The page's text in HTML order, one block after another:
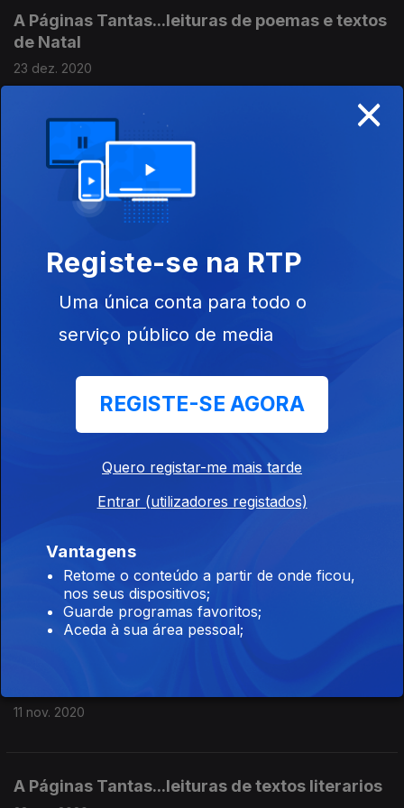
A Páginas Tantas...leituras de poemas e textos
de Natal
23 dez. 2020
A Páginas Tantas...o humor na literatura
16 dez. 2020
Lispector
A Páginas Tantas...os 50 anos da morte de
A Páginas Tantas...o cânone
18 nov. 2020
11 nov. 2020
A Páginas Tantas...leituras de textos literarios
×
Registe-se na RTP
Uma única conta para todo o
serviço público de media
REGISTE-SE AGORA
Quero registar-me mais tarde
Entrar (utilizadores registados)
Vantagens
Retome o conteúdo a partir de onde ficou,
nos seus dispositivos;
Guarde programas favoritos;
Aceda à sua área pessoal;